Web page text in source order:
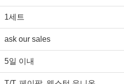
1세트
ask our sales
5일 이내